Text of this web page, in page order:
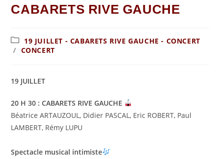
CABARETS RIVE GAUCHE
19 JUILLET - CABARETS RIVE GAUCHE - CONCERT
/ CONCERT
19 JUILLET
20 H 30 : CABARETS RIVE GAUCHE
Béatrice ARTAUZOUL, Didier PASCAL, Eric ROBERT, Paul
LAMBERT, Rémy LUPU
Spectacle musical intimiste